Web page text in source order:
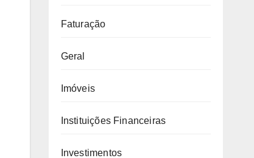
Faturação
Geral
Imóveis
Instituições Financeiras
Investimentos